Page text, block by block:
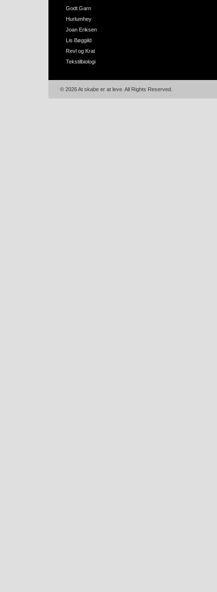
Godt Garn
Hurlumhey
Joan Eriksen
Lis Bøggild
Revl og Krat
Tekstilbiologi
© 2026 At skabe er at leve. All Rights Reserved.